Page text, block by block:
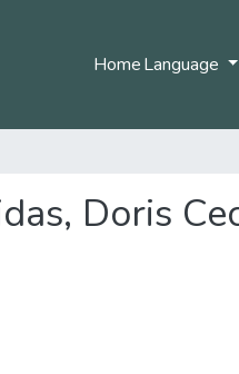
HomeLanguage
Doris